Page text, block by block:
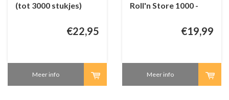
(tot 3000 stukjes)
€22,95
Meer info
Roll'n Store 1000 -
€19,99
Meer info